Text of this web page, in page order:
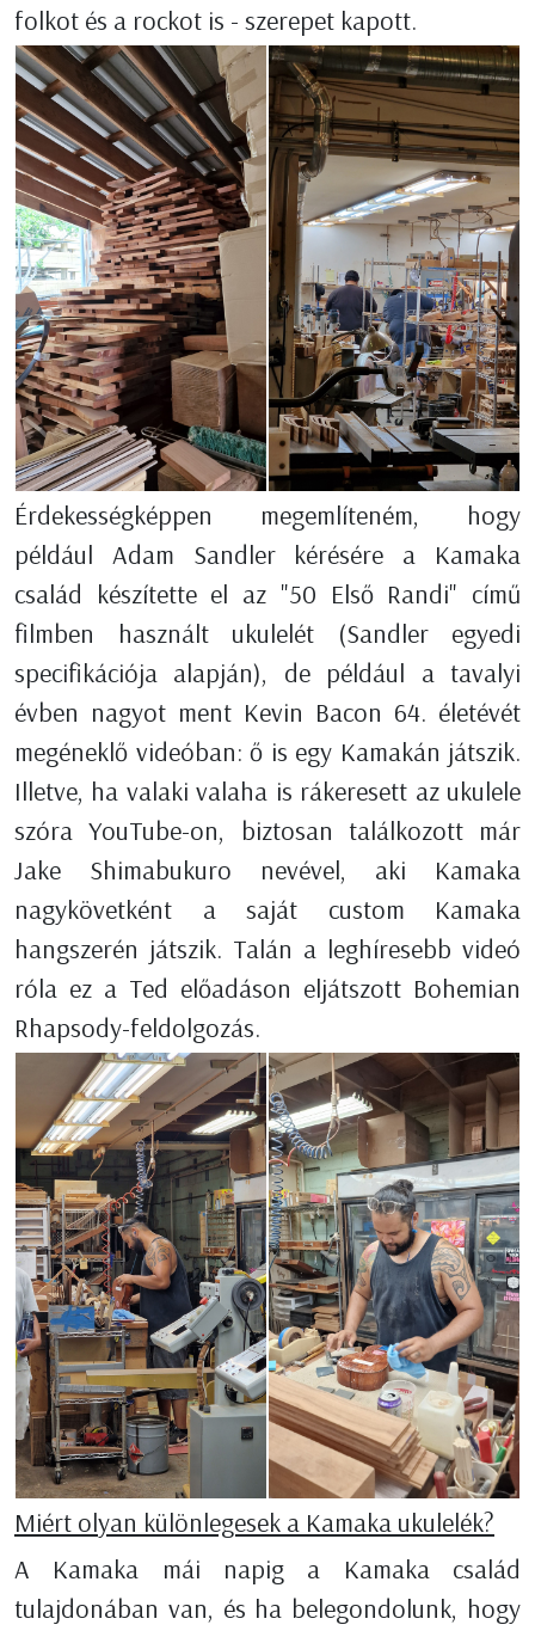
folkot és a rockot is - szerepet kapott.
Érdekességképpen megemlíteném, hogy
például Adam Sandler kérésére a Kamaka
család készítette el az "50 Első Randi" című
filmben használt ukulelét (Sandler egyedi
specifikációja alapján), de például a tavalyi
évben nagyot ment Kevin Bacon 64. életévét
megéneklő videóban: ő is egy Kamakán játszik.
Illetve, ha valaki valaha is rákeresett az ukulele
szóra YouTube-on, biztosan találkozott már
Jake Shimabukuro nevével, aki Kamaka
nagykövetként a saját custom Kamaka
hangszerén játszik. Talán a leghíresebb videó
róla ez a Ted előadáson eljátszott Bohemian
Rhapsody-feldolgozás.
Miért olyan különlegesek a Kamaka ukulelék?
A Kamaka mái napig a Kamaka család
tulajdonában van, és ha belegondolunk, hogy